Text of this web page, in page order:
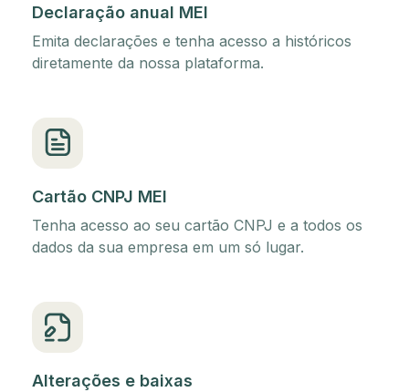
Declaração anual MEI
Emita declarações e tenha acesso a históricos
diretamente da nossa plataforma.
Cartão CNPJ MEI
Tenha acesso ao seu cartão CNPJ e a todos os
dados da sua empresa em um só lugar.
Alterações e baixas